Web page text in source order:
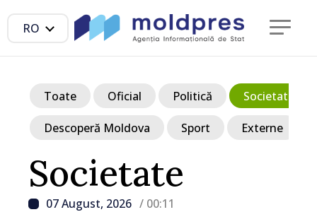
RO
Societate
07 August, 2026 / 00:11
Toate Oficial Politică Societate
Descoperă Moldova Sport Externe